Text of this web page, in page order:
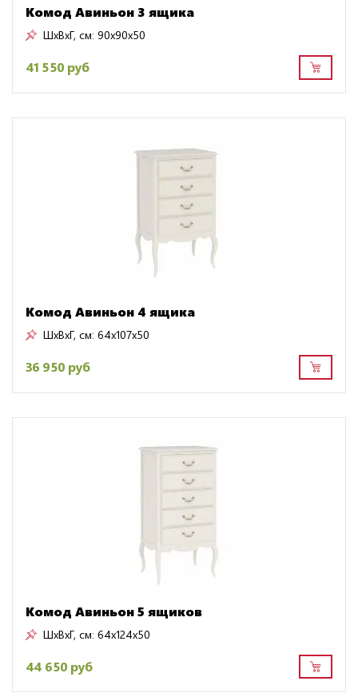
Комод Авиньон 3 ящика
ШxВxГ, см: 90x90x50
41 550 руб
Комод Авиньон 4 ящика
ШxВxГ, см: 64x107x50
36 950 руб
Комод Авиньон 5 ящиков
ШxВxГ, см: 64x124x50
44 650 руб